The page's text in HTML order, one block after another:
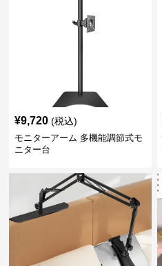
¥9,720 (税込)
モニターアーム 多機能調節式モ
ニター台